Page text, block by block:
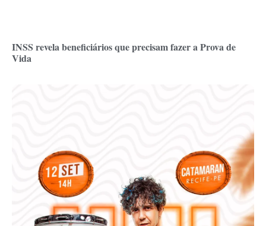
INSS revela beneficiários que precisam fazer a Prova de
Vida